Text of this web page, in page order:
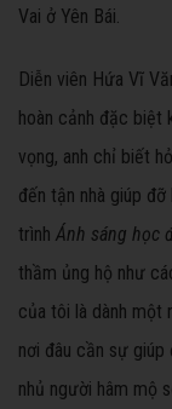
Vai ở Yên Bái.
Diễn viên Hứa Vĩ
hoàn cảnh đặc biệt
vọng, anh chỉ biết
đến tận nhà giúp
trình Ánh sáng học
thầm ủng hộ như
của tôi là dành một
nơi đâu cần sự
nhủ người hâm mộ